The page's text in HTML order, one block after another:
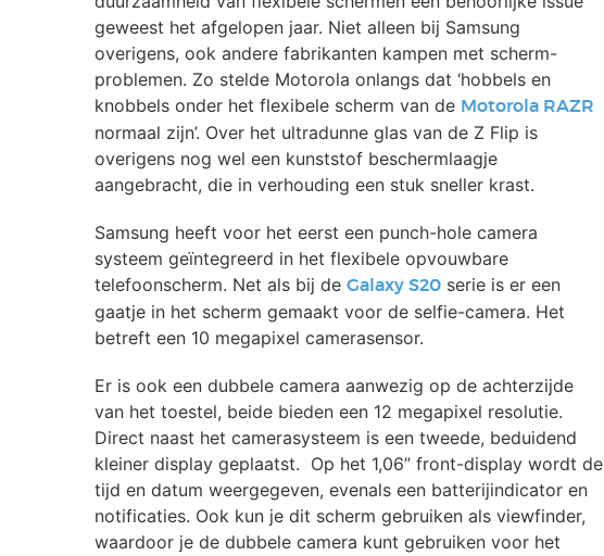
geweest het afgelopen jaar. Niet alleen bij Samsung
overigens, ook andere fabrikanten kampen met scherm-
problemen. Zo stelde Motorola onlangs dat ‘hobbels en
knobbels onder het flexibele scherm van de Motorola RAZR
normaal zijn’. Over het ultradunne glas van de Z Flip is
overigens nog wel een kunststof beschermlaagje
aangebracht, die in verhouding een stuk sneller krast.
Samsung heeft voor het eerst een punch-hole camera
systeem geïntegreerd in het flexibele opvouwbare
telefoonscherm. Net als bij de Galaxy S20 serie is er een
gaatje in het scherm gemaakt voor de selfie-camera. Het
betreft een 10 megapixel camerasensor.
Er is ook een dubbele camera aanwezig op de achterzijde
van het toestel, beide bieden een 12 megapixel resolutie.
Direct naast het camerasysteem is een tweede, beduidend
kleiner display geplaatst. Op het 1,06” front-display wordt de
tijd en datum weergegeven, evenals een batterijindicator en
notificaties. Ook kun je dit scherm gebruiken als viewfinder,
waardoor je de dubbele camera kunt gebruiken voor het